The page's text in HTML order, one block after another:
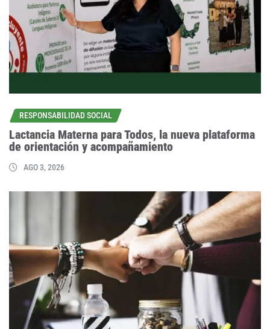
RESPONSABILIDAD SOCIAL
Lactancia Materna para Todos, la nueva plataforma
de orientación y acompañamiento
AGO 3, 2026